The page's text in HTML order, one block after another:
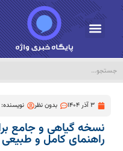
3 آذر 1404 بدون نظر نویسنده:
نسخه گیاهی و جامع
راهنمای کامل و طبیعی